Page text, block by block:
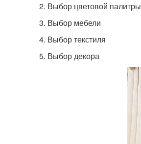
2. Выбор цветовой палитры
3. Выбор мебели
4. Выбор текстиля
5. Выбор декора